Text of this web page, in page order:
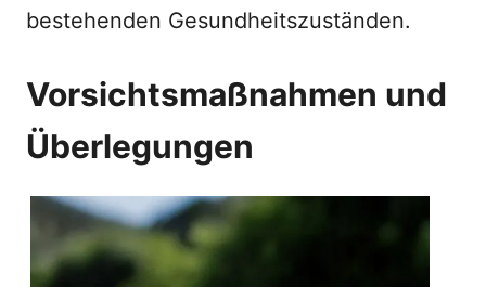
bestehenden Gesundheitszuständen.
Vorsichtsmaßnahmen und
Überlegungen